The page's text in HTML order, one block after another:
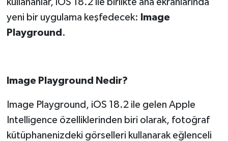
yeni bir uygulama keşfedecek: Image
Playground .
Image Playground Nedir?
Image Playground, iOS 18.2 ile gelen Apple
Intelligence özelliklerinden biri olarak, fotoğraf
kütüphanenizdeki görselleri kullanarak eğlenceli